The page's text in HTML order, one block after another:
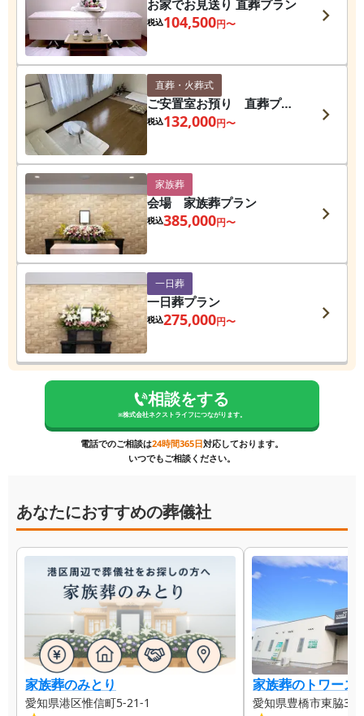
お家でお見送り 直葬プラン
税込104,500円〜
直葬・火葬式
ご安置室お預り 直葬プラ
ン
税込132,000円〜
家族葬
会場 家族葬プラン
税込385,000円〜
一日葬
一日葬プラン
税込275,000円〜
相談をする
※株式会社ネクストライフにつながります。
電話でのご相談は24時間365日対応しております。
いつでもご相談ください。
あなたにおすすめの葬儀社
家族葬のみとり
愛知県港区惟信町5-21-1
家族葬のトワー
愛知県豊橋市東脇3-